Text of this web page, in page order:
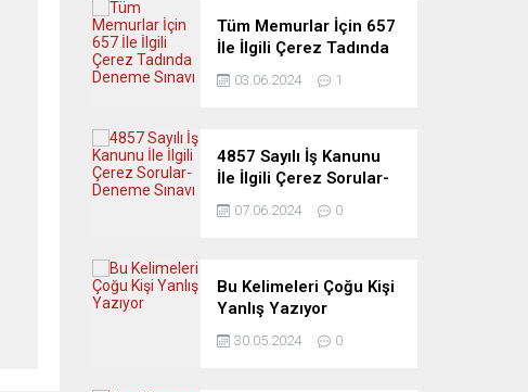
Tüm Memurlar İçin 657
İle İlgili Çerez Tadında
Deneme Sınavı
03.06.2024 1
4857 Sayılı İş Kanunu
İle İlgili Çerez Sorular-
Deneme Sınavı
07.06.2024 0
Bu Kelimeleri Çoğu Kişi
Yanlış Yazıyor
30.05.2024 0